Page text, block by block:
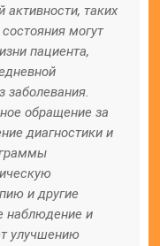
активности, таких
могут
пациента,
заболевания.
обращение за
диагностики и
и другие
наблюдение и
улучшению